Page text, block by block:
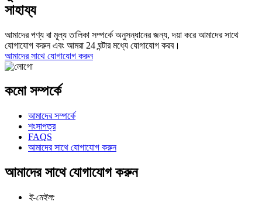
সাহায্য
আমাদের পণ্য বা মূল্য তালিকা সম্পর্কে অনুসন্ধানের জন্য, দয়া করে আমাদের সাথে
যোগাযোগ করুন এবং আমরা 24 ঘন্টার মধ্যে যোগাযোগ করব।
আমাদের সাথে যোগাযোগ করুন
কমো সম্পর্কে
আমাদের সম্পর্কে
শংসাপত্র
FAQS
আমাদের সাথে যোগাযোগ করুন
আমাদের সাথে যোগাযোগ করুন
ই-মেইল: